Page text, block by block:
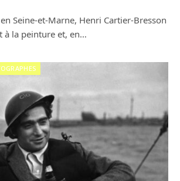
Seine-et-Marne, Henri Cartier-Bresson
à la peinture et, en…